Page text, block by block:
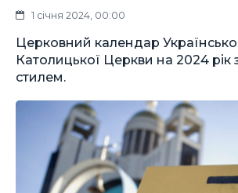
1 січня 2024, 00:00
Церковний календар
Католицької Церкви на 2024 рік
стилем.